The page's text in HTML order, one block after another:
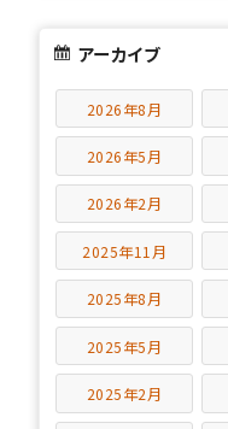
アーカイブ
2026年8月
2026年5月
2026年2月
2025年11月
2025年8月
2025年5月
2025年2月